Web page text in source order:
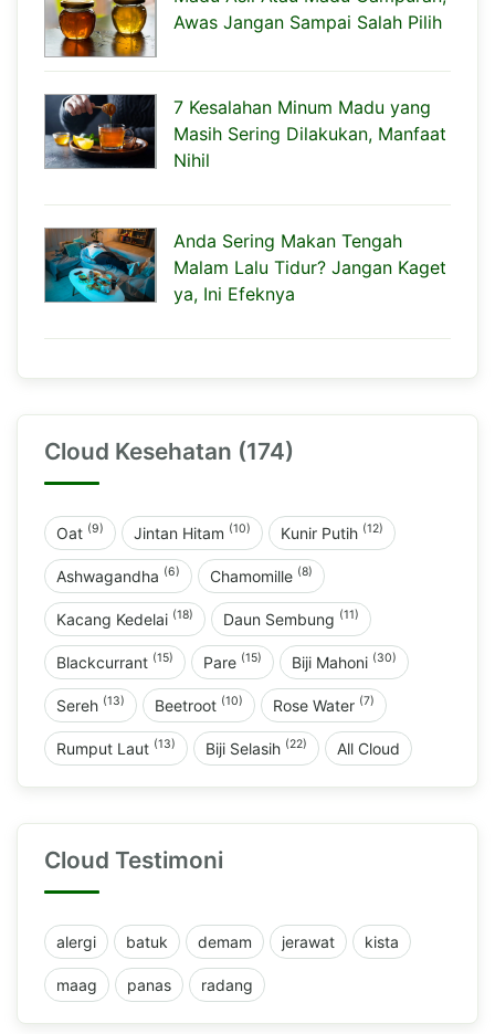
Awas Jangan Sampai Salah Pilih
7 Kesalahan Minum Madu yang
Masih Sering Dilakukan, Manfaat
Nihil
Anda Sering Makan Tengah
Malam Lalu Tidur? Jangan Kaget
ya, Ini Efeknya
Cloud Kesehatan (174)
Oat (9) Jintan Hitam (10) Kunir Putih (12)
Ashwagandha (6) Chamomille (8)
Kacang Kedelai (18) Daun Sembung (11)
Blackcurrant (15) Pare (15) Biji Mahoni (30)
Sereh (13) Beetroot (10) Rose Water (7)
Rumput Laut (13) Biji Selasih (22) All Cloud
Cloud Testimoni
alergi batuk demam jerawat kista
maag panas radang